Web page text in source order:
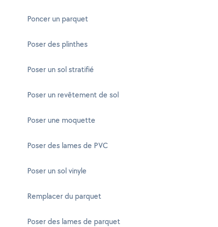
Poncer un parquet
Poser des plinthes
Poser un sol stratifié
Poser un revêtement de sol
Poser une moquette
Poser des lames de PVC
Poser un sol vinyle
Remplacer du parquet
Poser des lames de parquet